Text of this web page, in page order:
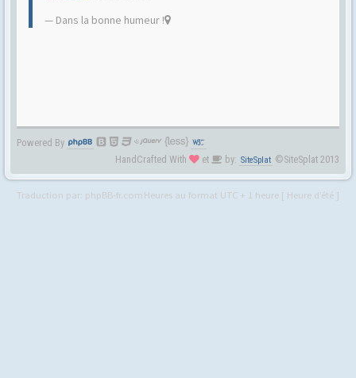
Dans la bonne humeur !
Powered By
HandCrafted With
et by: SiteSplat ©SiteSplat 2013
Traduction par: phpBB-fr.comHeures au format UTC + 1 heure [ Heure d’été ]